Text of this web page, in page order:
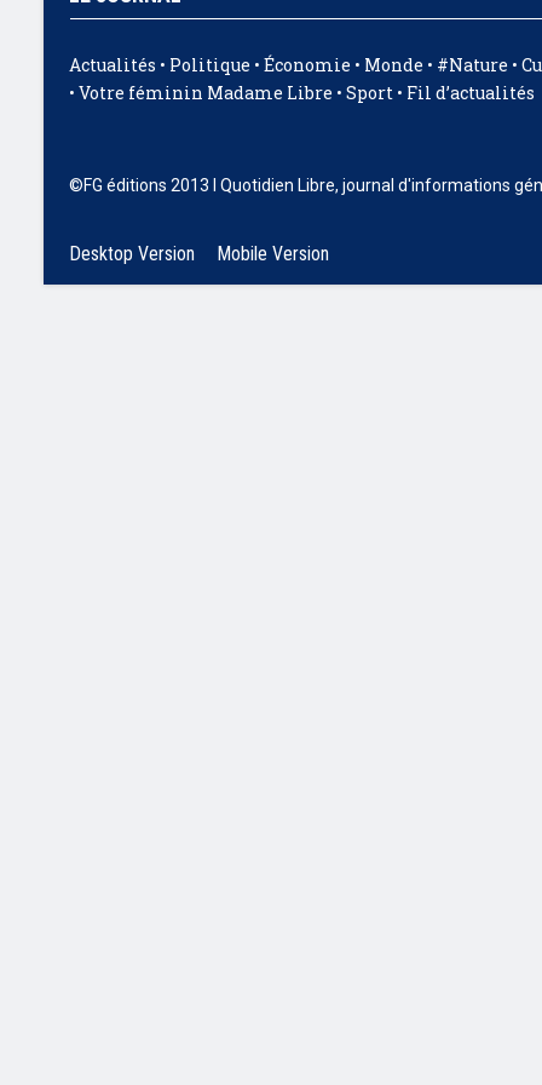
Actualités • Politique •Économie • Monde • #Nature •
•Votre féminin Madame Libre •Sport • Fil d’actualités
©FG éditions 2013 I Quotidien Libre, journal d'informations
Desktop Version Mobile Version